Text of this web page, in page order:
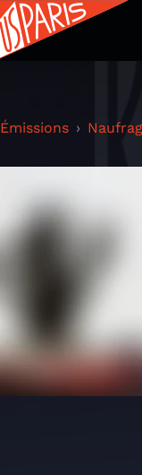
RADIO PHÉNIX •
Émissions